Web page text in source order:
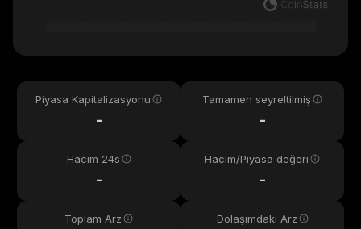
Piyasa Kapitalizasyonu
-
Tamamen seyreltilmiş
-
Hacim 24s
-
Hacim/Piyasa değeri
-
Toplam Arz Dolaşımdaki Arz